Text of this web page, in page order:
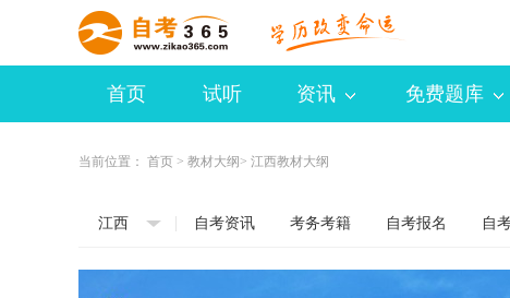
首页 试听 资讯 免费题库
当前位置： 首页 > 教材大纲 > 江西教材大纲
江西 自考资讯 考务考籍 自考报名 自